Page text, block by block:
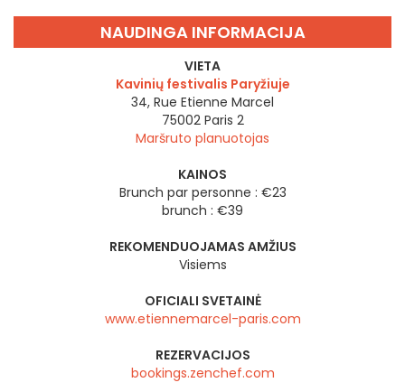
NAUDINGA INFORMACIJA
VIETA
Kavinių festivalis Paryžiuje
34, Rue Etienne Marcel
75002 Paris 2
Maršruto planuotojas
KAINOS
Brunch par personne : €23
brunch : €39
REKOMENDUOJAMAS AMŽIUS
Visiems
OFICIALI SVETAINĖ
www.etiennemarcel-paris.com
REZERVACIJOS
bookings.zenchef.com